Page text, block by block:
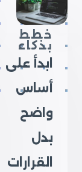
خطط
بذكاء
ابدأ على
أساس
واضح
بدل
القرارات